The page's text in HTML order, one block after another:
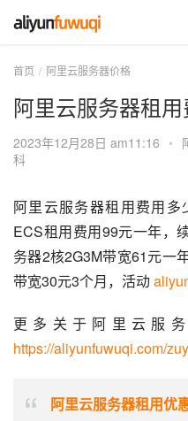
首页 阿里云服务器价格
阿里云服务器租用
2023年12月28日 am11:16 •
科
阿里云服务器租用费用
ECS租用费用99元一年，
务器2核2G3M带宽61元一
带宽30元3个月，活动
更多关于阿里云服
https://aliyunfuwuqi.com/
阿里云服务器租用优